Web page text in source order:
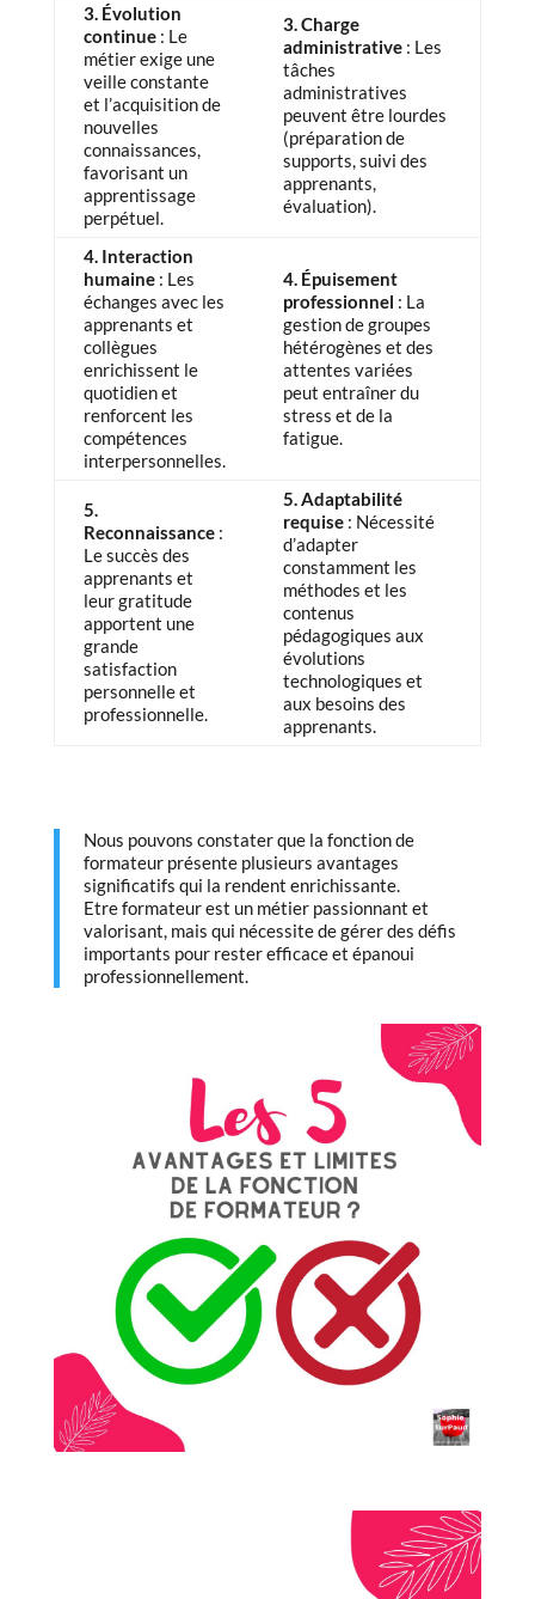
3. Évolution
continue: Le
métier exige une
veille constante
et l’acquisition de
nouvelles
connaissances,
favorisant un
apprentissage
perpétuel.
3. Charge
administrative: Les
tâches
administratives
peuvent être lourdes
(préparation de
supports, suivi des
apprenants,
évaluation).
4. Interaction
humaine: Les
échanges avec les
apprenants et
collègues
enrichissent le
quotidien et
renforcent les
compétences
interpersonnelles.
4. Épuisement
professionnel : La
gestion de groupes
hétérogènes et des
attentes variées
peut entraîner du
stress et de la
fatigue.
5.
Reconnaissance:
Le succès des
apprenants et
leur gratitude
apportent une
grande
satisfaction
personnelle et
professionnelle.
5. Adaptabilité
requise: Nécessité
d’adapter
constamment les
méthodes et les
contenus
pédagogiques aux
évolutions
technologiques et
aux besoins des
apprenants.
Nous pouvons constater que la fonction de
formateur présente plusieurs avantages
significatifs qui la rendent enrichissante.
Etre formateur est un métier passionnant et
valorisant, mais qui nécessite de gérer des défis
importants pour rester efficace et épanoui
professionnellement.